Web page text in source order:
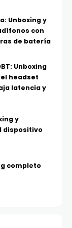
Unboxing y
con
de batería
Unboxing
headset
latencia y
y
dispositivo
completo